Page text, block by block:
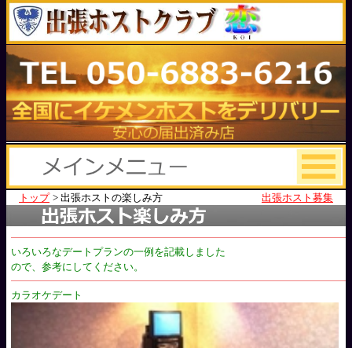
トップ > 出張ホストの楽しみ方 出張ホスト募集
いろいろなデートプランの一例を記載しました
ので、参考にしてください。
カラオケデート